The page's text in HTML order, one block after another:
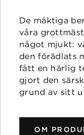
De mäktiga
våra
något mjukt:
den förädlats
fått en härlig
gjort den
grund av sitt
OM